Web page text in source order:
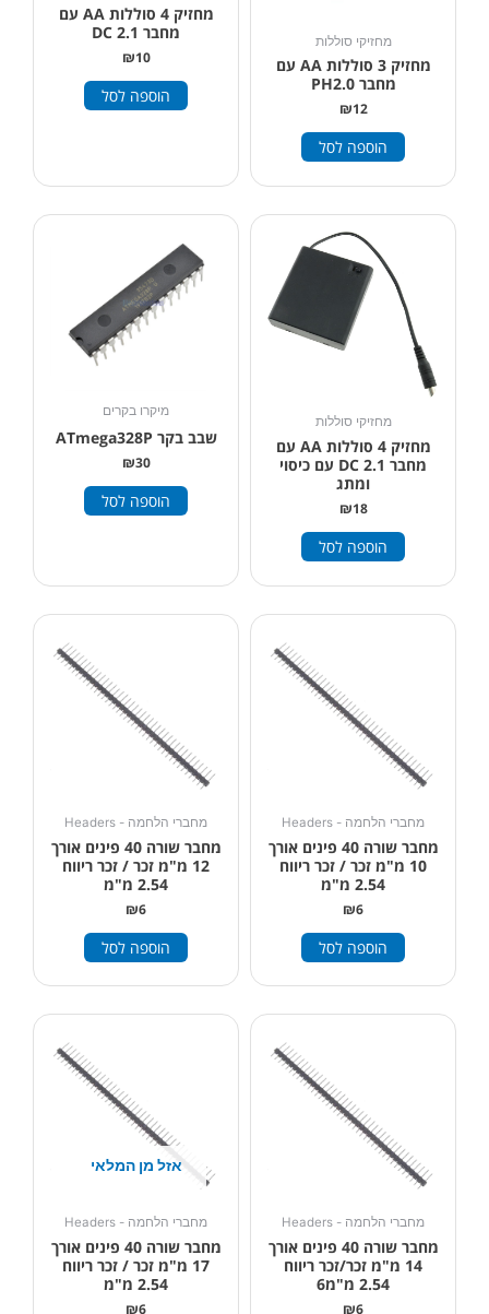
מחזיקי סוללות
מחזיק 3 סוללות AA עם
מחבר PH2.0
₪12
הוספה לסל
מחזיק 4 סוללות AA עם
מחבר DC 2.1
₪10
הוספה לסל
מחזיקי סוללות
מחזיק 4 סוללות AA עם
מחבר DC 2.1 עם כיסוי
ומתג
₪18
הוספה לסל
מיקרו בקרים
שבב בקר ATmega328P
₪30
הוספה לסל
מחברי הלחמה - Headers
מחבר שורה 40 פינים אורך
10 מ"מ זכר / זכר ריווח
2.54 מ"מ
₪6
הוספה לסל
מחברי הלחמה - Headers
מחבר שורה 40 פינים אורך
12 מ"מ זכר / זכר ריווח
2.54 מ"מ
₪6
הוספה לסל
מחברי הלחמה - Headers
מחבר שורה 40 פינים אורך
14 מ"מ זכר/זכר ריווח
2.54 מ"מ6
₪6
אזל מן המלאי
מחברי הלחמה - Headers
מחבר שורה 40 פינים אורך
17 מ"מ זכר / זכר ריווח
2.54 מ"מ
₪6